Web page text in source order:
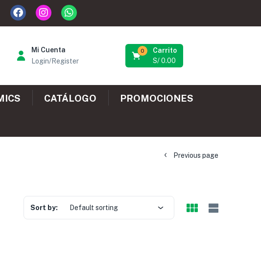
Mi Cuenta
Login/Register
Carrito
0
S/0.00
CATÁLOGO PROMOCIONES
Previous page
Sort by: Default sorting